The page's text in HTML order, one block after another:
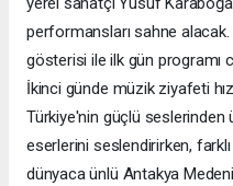
performansları sahne alacak.
gösterisi ile ilk gün programı
İkinci günde müzik ziyafeti
Türkiye'nin güçlü seslerinden
eserlerini seslendirirken,
dünyaca ünlü Antakya